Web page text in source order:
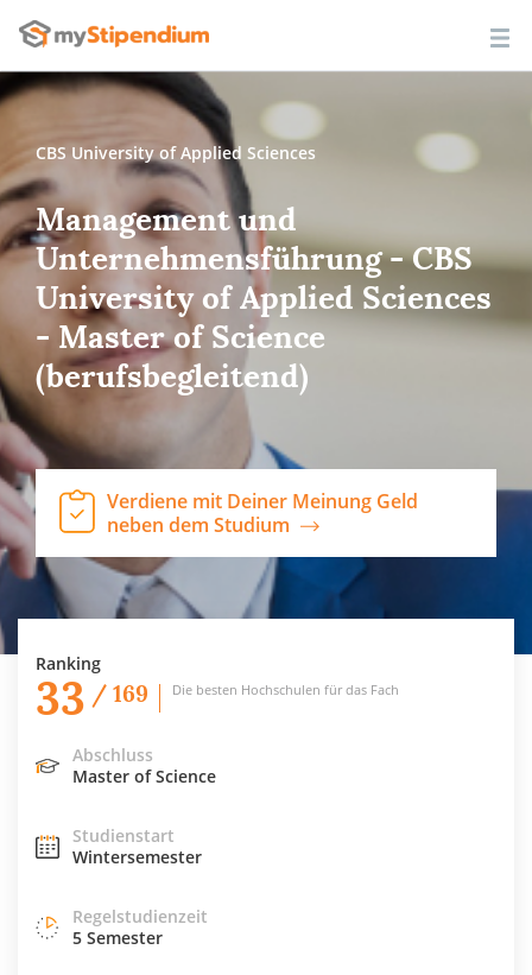
CBS University of Applied Sciences
Management und
Unternehmensführung - CBS
University of Applied Sciences
- Master of Science
(berufsbegleitend)
Verdiene mit Deiner Meinung Geld
neben dem Studium
Ranking
33 / 169 Die besten Hochschulen für das Fach
Abschluss
Master of Science
Studienstart
Wintersemester
Regelstudienzeit
5 Semester